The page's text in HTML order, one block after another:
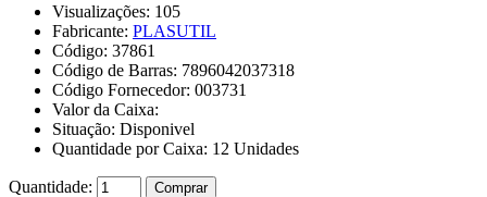
Visualizações: 105
Fabricante: PLASUTIL
Código: 37861
Código de Barras: 7896042037318
Código Fornecedor: 003731
Valor da Caixa:
Situação: Disponivel
Quantidade por Caixa: 12 Unidades
Quantidade: Comprar